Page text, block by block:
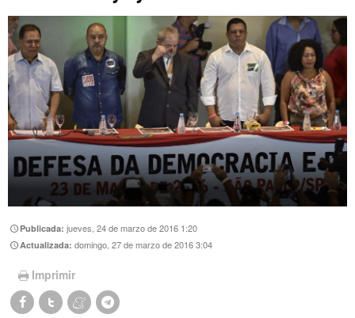
https://t.me/hispantvcanal
Publicada:jueves, 24 de marzo de 2016 1:20
Actualizada:domingo, 27 de marzo de 2016 3:04
Imprimir